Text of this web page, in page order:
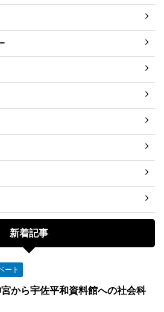
新着記事
ート
から宇佐平和資料館への社会科